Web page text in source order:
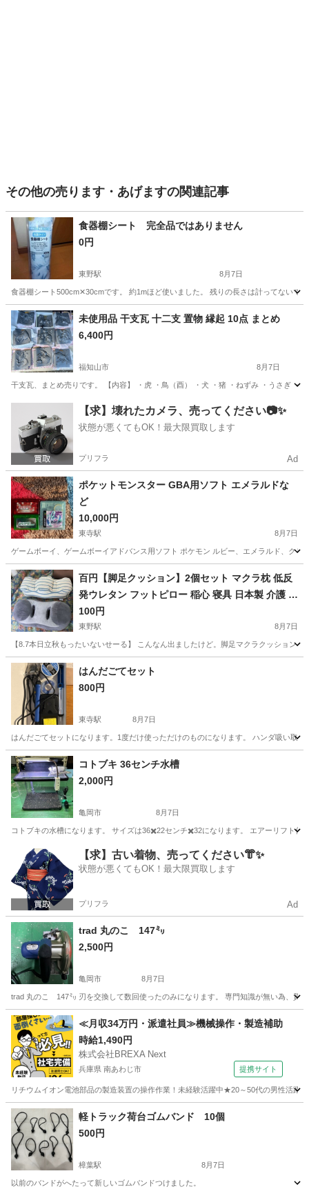
その他の売ります・あげますの関連記事
食器棚シート 完全品ではありません
0円
東野駅 8月7日
食器棚シート500cm✕30cmです。 約1mほど使いました。 残りの長さは計ってないで
京都 京都市 東野駅 その他 食器棚
未使用品 干支瓦 十二支 置物 縁起 10点 まとめ
6,400円
福知山市 8月7日
干支瓦、まとめ売りです。 【内容】 ・虎 ・鳥（酉） ・犬 ・猪 ・ねずみ ・うさぎ
その他
【求】壊れたカメラ、売ってください📷✨
状態が悪くてもOK！最大限買取します
プリフラ Ad
ポケットモンスター GBA用ソフト エメラルドな
ど
10,000円
東寺駅 8月7日
ゲームボーイ、ゲームボーイアドバンス用ソフト ポケモン ルビー、エメラルド、ク
京都 京都市 東寺駅 その他 ポケットモンスター ルビー
百円【脚足クッション】2個セット マクラ枕 低反
発ウレタン フットピロー 稲心 寝具 日本製 介護 整
体など
100円
東野駅 8月7日
【8.7本日立秋もったいないせーる】 こんなん出ましたけど。脚足マクラクッション
京都 京都市 東野駅 その他
はんだごてセット
800円
東寺駅 8月7日
はんだごてセットになります。1度だけ使っただけのものになります。 ハンダ吸い取
京都 京都市 東寺駅 その他
コトブキ 36センチ水槽
2,000円
亀岡市 8月7日
コトブキの水槽になります。 サイズは36✖️22センチ✖️32になります。 エアーリフト仕
京都 亀岡市 その他 水槽
【求】古い着物、売ってください👘✨
状態が悪くてもOK！最大限買取します
プリフラ Ad
trad 丸のこ 147㍉
2,500円
亀岡市 8月7日
trad 丸のこ 147㍉ 刃を交換して数回使ったのみになります。 専門知識が無い為、質
京都 亀岡市 その他
≪月収34万円・派遣社員≫機械操作・製造補助
時給1,490円
株式会社BREXA Next
兵庫県 南あわじ市 提携サイト
リチウムイオン電池部品の製造装置の操作作業！未経験活躍中★20～50代の男性活
兵庫 南あわじ市 その他
軽トラック荷台ゴムバンド 10個
500円
樟葉駅 8月7日
以前のバンドがへたって新しいゴムバンドつけました。